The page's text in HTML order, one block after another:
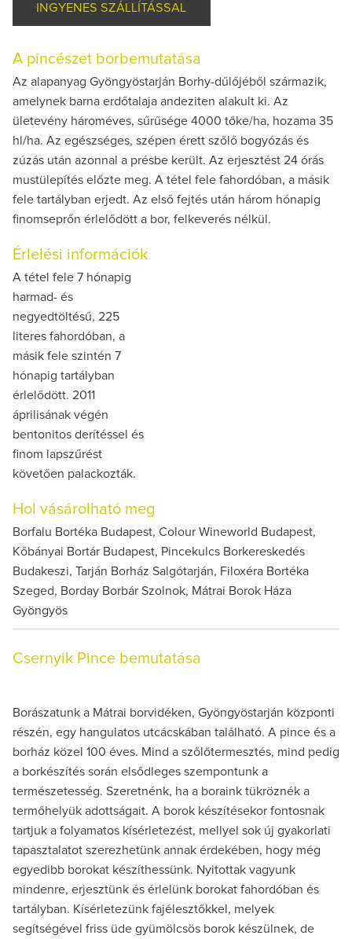
INGYENES SZÁLLÍTÁSSAL
A pincészet borbemutatása
Az alapanyag Gyöngyöstarján Borhy-dűlőjéből származik,
amelynek barna erdőtalaja andeziten alakult ki. Az
ületevény hároméves, sűrűsége 4000 tőke/ha, hozama 35
hl/ha. Az egészséges, szépen érett szőlő bogyózás és
zúzás után azonnal a présbe került. Az erjesztést 24 órás
mustülepítés előzte meg. A tétel fele fahordóban, a másik
fele tartályban erjedt. Az első fejtés után három hónapig
finomseprőn érlelődött a bor, felkeverés nélkül.
Érlelési információk
A tétel fele 7 hónapig
harmad- és
negyedtöltésű, 225
literes fahordóban, a
másik fele szintén 7
hónapig tartályban
érlelődött. 2011
áprilisának végén
bentonitos derítéssel és
finom lapszűrést
követően palackozták.
Hol vásárolható meg
Borfalu Bortéka Budapest, Colour Wineworld Budapest,
Kőbányai Bortár Budapest, Pincekulcs Borkereskedés
Budakeszi, Tarján Borház Salgótarján, Filoxéra Bortéka
Szeged, Borday Borbár Szolnok, Mátrai Borok Háza
Gyöngyös
Csernyik Pince bemutatása
Borászatunk a Mátrai borvidéken, Gyöngyöstarján központi
részén, egy hangulatos utcácskában található. A pince és a
borház közel 100 éves. Mind a szőlőtermesztés, mind pedig
a borkészítés során elsődleges szempontunk a
természetesség. Szeretnénk, ha a boraink tükröznék a
termőhelyük adottságait. A borok készítésekor fontosnak
tartjuk a folyamatos kísérletezést, mellyel sok új gyakorlati
tapasztalatot szerezhetünk annak érdekében, hogy még
egyedibb borokat készíthessünk. Nyitottak vagyunk
mindenre, erjesztünk és érlelünk borokat fahordóban és
tartályban. Kísérletezünk fajélesztőkkel, melyek
segítségével friss üde gyümölcsös borok készülnek, de